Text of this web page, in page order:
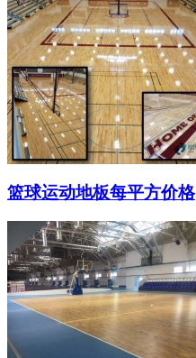
篮球运动地板每平方价格